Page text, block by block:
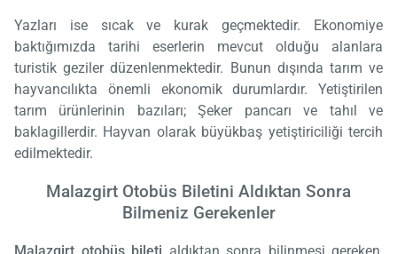
Yazları ise sıcak ve kurak geçmektedir. Ekonomiye
baktığımızda tarihi eserlerin mevcut olduğu alanlara
turistik geziler düzenlenmektedir. Bunun dışında tarım ve
hayvancılıkta önemli ekonomik durumlardır. Yetiştirilen
tarım ürünlerinin bazıları; Şeker pancarı ve tahıl ve
baklagillerdir. Hayvan olarak büyükbaş yetiştiriciliği tercih
edilmektedir.
Malazgirt Otobüs Biletini Aldıktan Sonra
Bilmeniz Gerekenler